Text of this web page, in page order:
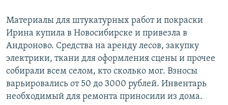
Материалы для штукатурных работ и покраски
Ирина купила в Новосибирске и привезла в
Андроново. Средства на аренду лесов, закупку
электрики, ткани для оформления сцены и прочее
собирали всем селом, кто сколько мог. Взносы
варьировались от 50 до 3000 рублей. Инвентарь
необходимый для ремонта приносили из дома.